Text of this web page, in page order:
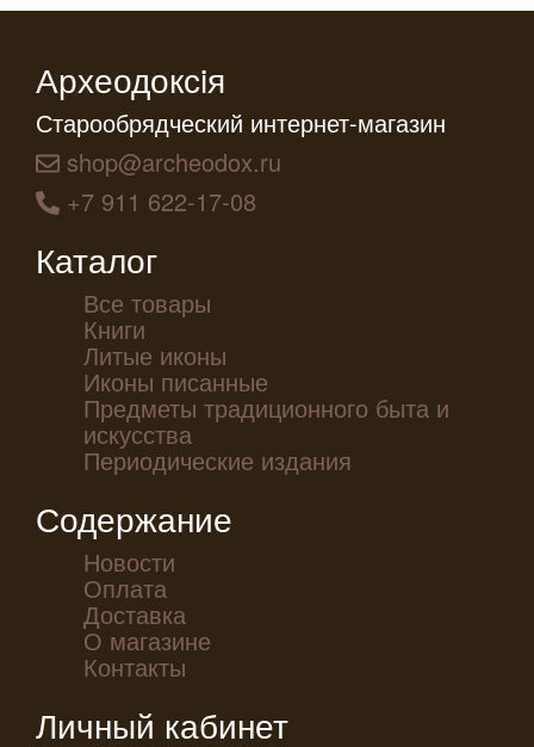
Археодоксiя
Старообрядческий интернет-магазин
shop@archeodox.ru
+7 911 622-17-08
Каталог
Все товары
Книги
Литые иконы
Иконы писанные
Предметы традиционного быта и
искусства
Периодические издания
Содержание
Новости
Оплата
Доставка
О магазине
Контакты
Личный кабинет